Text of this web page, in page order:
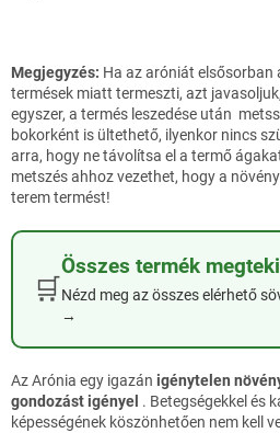
Megjegyzés: Ha az aróniát elsősorban
termések miatt termeszti, azt
egyszer, a termés leszedése után
bokorként is ültethető, ilyenkor nincs
arra, hogy ne távolítsa el a termő
metszés ahhoz vezethet, hogy a
terem termést!
🛒
Összes termék
Nézd meg az összes elérhető
→
Az Arónia egy igazán igénytelen
gondozást igényel . Betegségekkel és
képességének köszönhetően nem kell